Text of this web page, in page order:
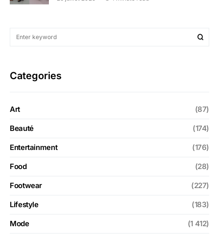
Categories
Art (87)
Beauté (174)
Entertainment (176)
Food (28)
Footwear (227)
Lifestyle (183)
Mode (1 412)